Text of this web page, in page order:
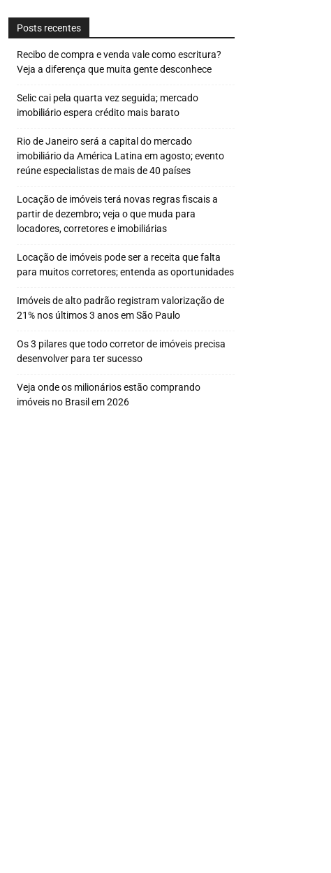
Posts recentes
Recibo de compra e venda vale como escritura?
Veja a diferença que muita gente desconhece
Selic cai pela quarta vez seguida; mercado
imobiliário espera crédito mais barato
Rio de Janeiro será a capital do mercado
imobiliário da América Latina em agosto; evento
reúne especialistas de mais de 40 países
Locação de imóveis terá novas regras fiscais a
partir de dezembro; veja o que muda para
locadores, corretores e imobiliárias
Locação de imóveis pode ser a receita que falta
para muitos corretores; entenda as oportunidades
Imóveis de alto padrão registram valorização de
21% nos últimos 3 anos em São Paulo
Os 3 pilares que todo corretor de imóveis precisa
desenvolver para ter sucesso
Veja onde os milionários estão comprando
imóveis no Brasil em 2026